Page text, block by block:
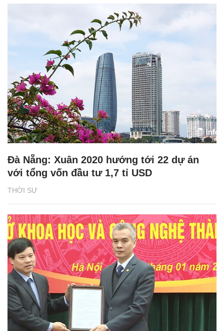
THỜI SỰ
Đà Nẵng: Xuân 2020 hướng tới 22 dự án
với tổng vốn đầu tư 1,7 tỉ USD